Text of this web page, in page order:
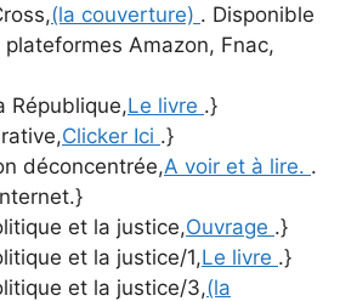
(la couverture) . Disponible
plateformes Amazon, Fnac,
République,Le livre .}
Clicker Ici .}
déconcentrée,A voir et à lire. .
et la justice,Ouvrage .}
et la justice/1,Le livre .}
et la justice/3,(la